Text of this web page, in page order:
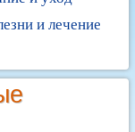
и лечение